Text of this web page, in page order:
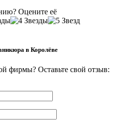
Оцените её
в Королёве
фирмы? Оставьте свой отзыв: